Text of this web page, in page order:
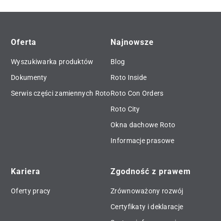
Oferta
Wyszukiwarka produktów
Dokumenty
Serwis części zamiennych Roto
Najnowsze
Blog
Roto Inside
Roto Con Orders
Roto City
Okna dachowe Roto
Informacje prasowe
Kariera
Oferty pracy
Zgodność z prawem
Zrównoważony rozwój
Certyfikaty i deklaracje